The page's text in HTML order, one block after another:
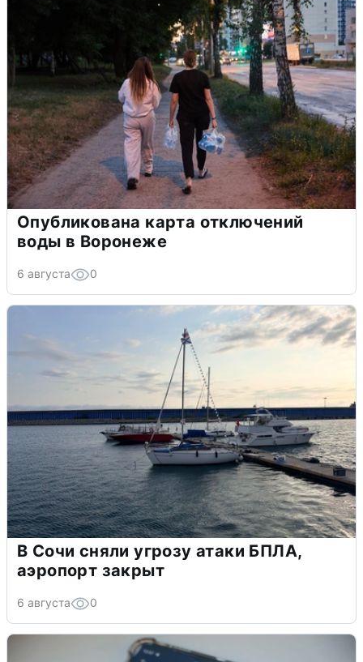
Опубликована карта отключений
воды в Воронеже
6 августа 0
В Сочи сняли угрозу атаки БПЛА,
аэропорт закрыт
6 августа 0